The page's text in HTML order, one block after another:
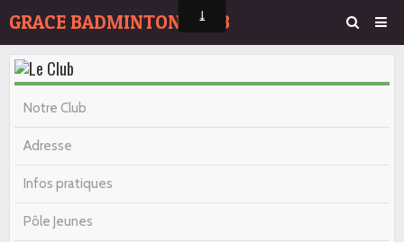
GRACE BADMINTON CLUB
Page d'accueil
Agenda
Notre Club
Adresse
Infos pratiques
Pôle Jeunes